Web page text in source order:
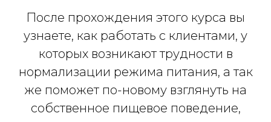
курса АСИЗ
После прохождения этого курса вы
узнаете, как работать с клиентами, у
которых возникают трудности в
нормализации режима питания, а так
же поможет по-новому взглянуть на
собственное пищевое поведение,